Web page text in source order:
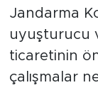
Jandarma
uyuşturucu
ticaretinin
çalışmalar
Bingöl